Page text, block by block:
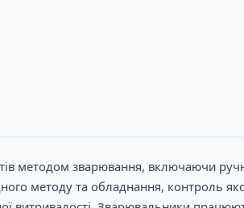
методом зварювання, включаючи
методу та обладнання, контроль